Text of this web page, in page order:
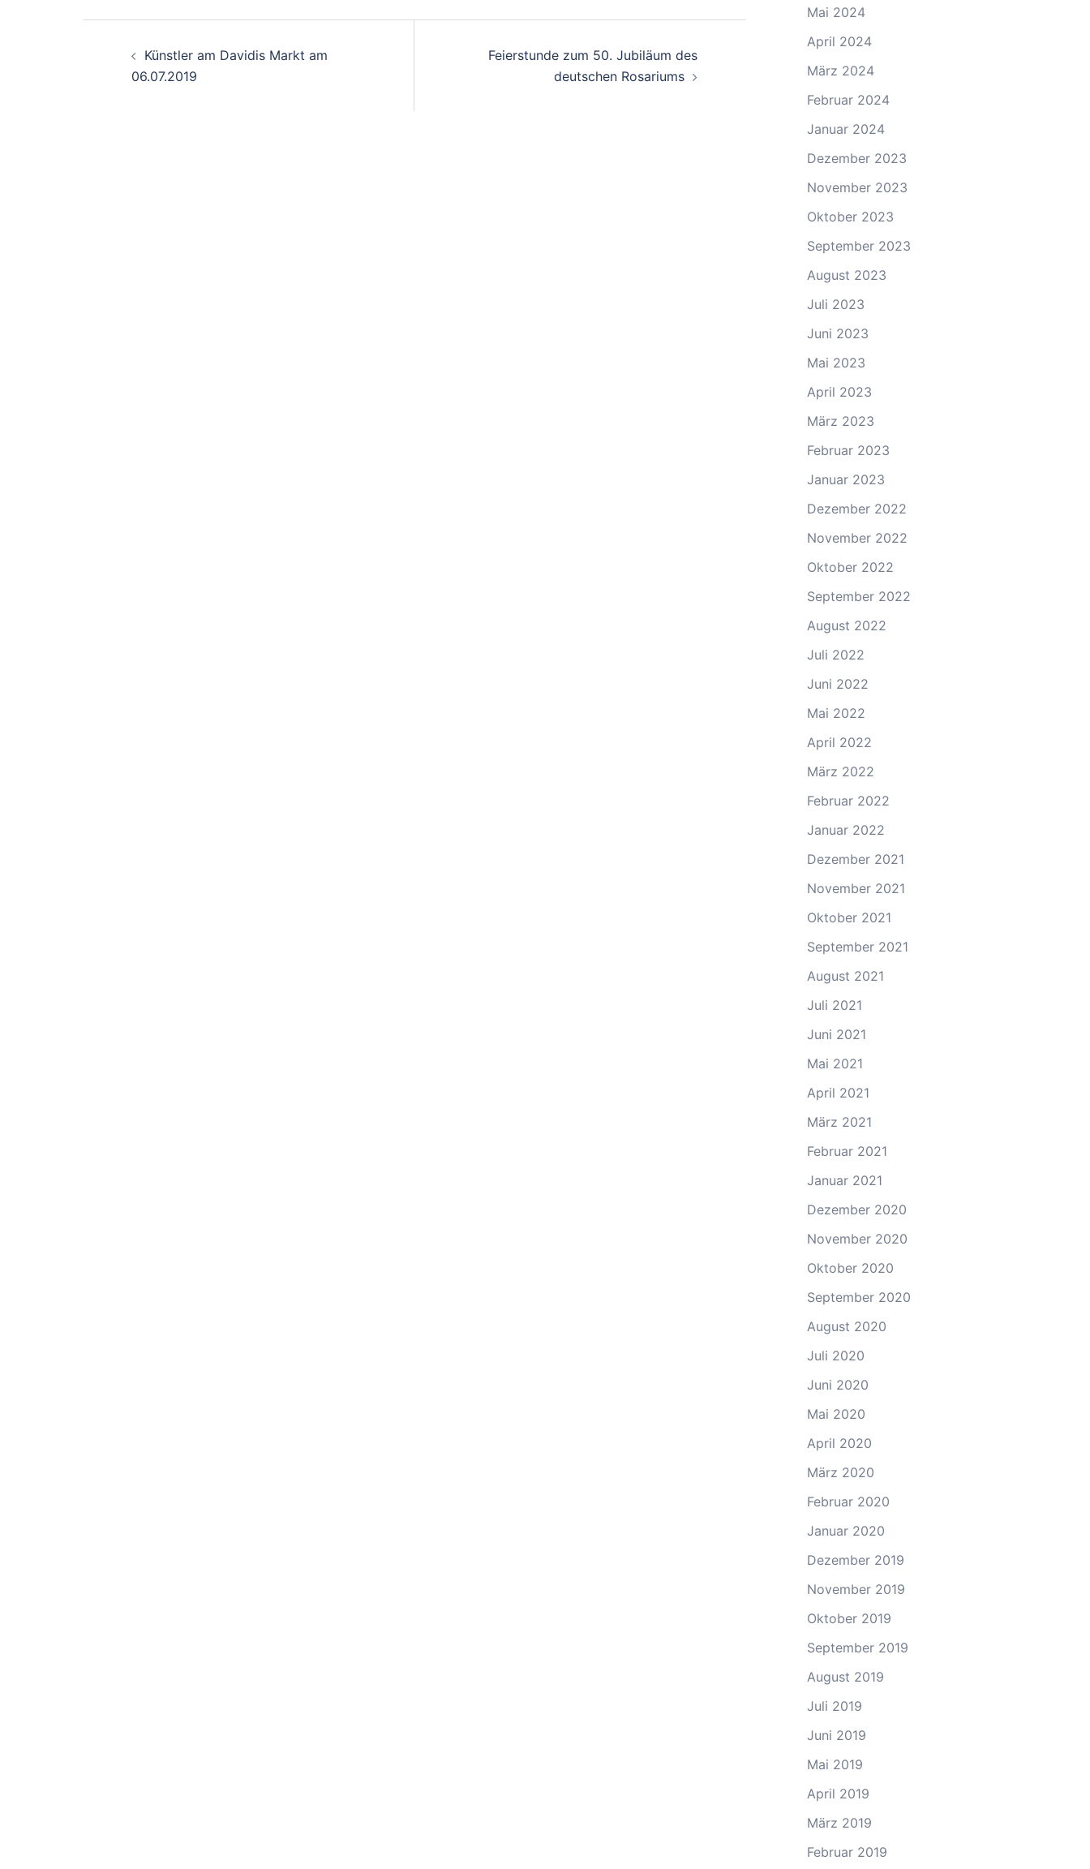
Beitrags-
Navigation
Künstler am Davidis Markt am
06.07.2019
Feierstunde zum 50. Jubiläum des
deutschen Rosariums
Mai 2024
April 2024
März 2024
Februar 2024
Januar 2024
Dezember 2023
November 2023
Oktober 2023
September 2023
August 2023
Juli 2023
Juni 2023
Mai 2023
April 2023
März 2023
Februar 2023
Januar 2023
Dezember 2022
November 2022
Oktober 2022
September 2022
August 2022
Juli 2022
Juni 2022
Mai 2022
April 2022
März 2022
Februar 2022
Januar 2022
Dezember 2021
November 2021
Oktober 2021
September 2021
August 2021
Juli 2021
Juni 2021
Mai 2021
April 2021
März 2021
Februar 2021
Januar 2021
Dezember 2020
November 2020
Oktober 2020
September 2020
August 2020
Juli 2020
Juni 2020
Mai 2020
April 2020
März 2020
Februar 2020
Januar 2020
Dezember 2019
November 2019
Oktober 2019
September 2019
August 2019
Juli 2019
Juni 2019
Mai 2019
April 2019
März 2019
Februar 2019